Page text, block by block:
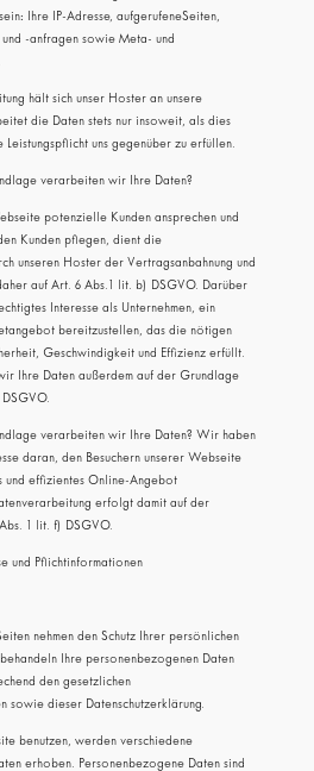
Ihre IP-Adresse, aufgerufeneSeiten,
-anfragen sowie Meta- und
hält sich unser Hoster an unsere
die Daten stets nur insoweit, als dies
uns gegenüber zu erfüllen.
verarbeiten wir Ihre Daten?
potenzielle Kunden ansprechen und
Kunden pflegen, dient die
unseren Hoster der Vertragsanbahnung und
auf Art. 6 Abs.1 lit. b) DSGVO. Darüber
Interesse als Unternehmen, ein
bereitzustellen, das die nötigen
Geschwindigkeit und Effizienz erfüllt.
Ihre Daten außerdem auf der Grundlage
verarbeiten wir Ihre Daten? Wir haben
daran, den Besuchern unserer Webseite
und effizientes Online-Angebot
erfolgt damit auf der
1 lit. f) DSGVO.
und Pflicht­informationen
nehmen den Schutz Ihrer persönlichen
Ihre personenbezogenen Daten
den gesetzlichen
sowie dieser Datenschutzerklärung.
benutzen, werden verschiedene
erhoben. Personenbezogene Daten sind